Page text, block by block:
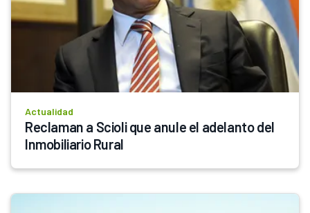
Actualidad
Reclaman a Scioli que anule el adelanto del
Inmobiliario Rural